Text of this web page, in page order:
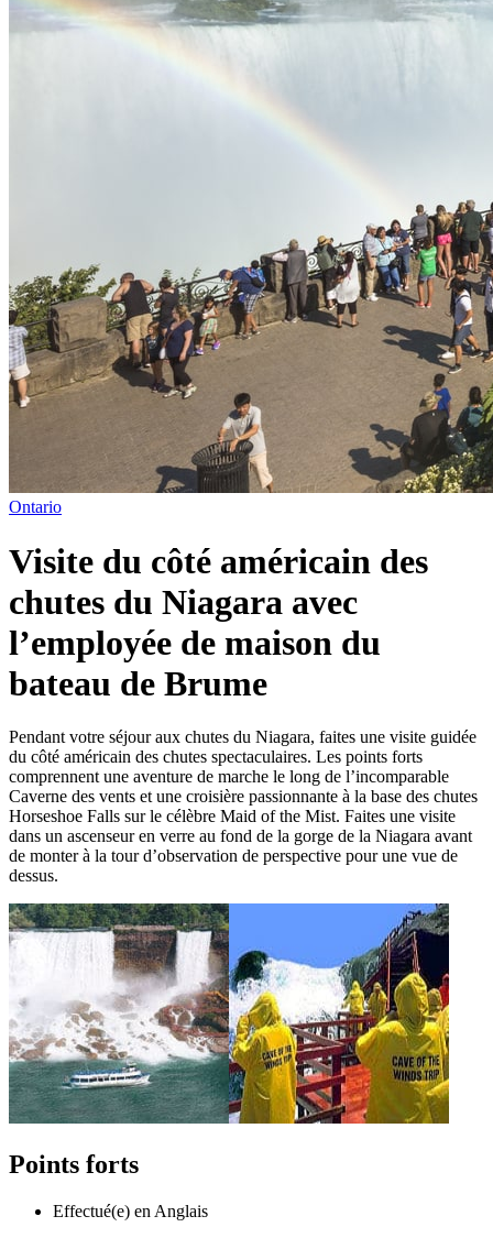
Ontario
Visite du côté américain des
chutes du Niagara avec
l’employée de maison du
bateau de Brume
Pendant votre séjour aux chutes du Niagara, faites une visite guidée
du côté américain des chutes spectaculaires. Les points forts
comprennent une aventure de marche le long de l’incomparable
Caverne des vents et une croisière passionnante à la base des chutes
Horseshoe Falls sur le célèbre Maid of the Mist. Faites une visite
dans un ascenseur en verre au fond de la gorge de la Niagara avant
de monter à la tour d’observation de perspective pour une vue de
dessus.
Points forts
Effectué(e) en Anglais